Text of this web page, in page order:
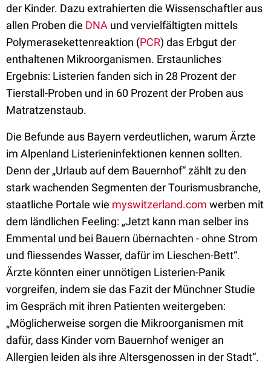
der Kinder. Dazu extrahierten die Wissenschaftler aus
allen Proben die DNA und vervielfältigten mittels
Polymerasekettenreaktion (PCR) das Erbgut der
enthaltenen Mikroorganismen. Erstaunliches
Ergebnis: Listerien fanden sich in 28 Prozent der
Tierstall-Proben und in 60 Prozent der Proben aus
Matratzenstaub.
Die Befunde aus Bayern verdeutlichen, warum Ärzte
im Alpenland Listerieninfektionen kennen sollten.
Denn der „Urlaub auf dem Bauernhof“ zählt zu den
stark wachenden Segmenten der Tourismusbranche,
staatliche Portale wie myswitzerland.com werben mit
dem ländlichen Feeling: „Jetzt kann man selber ins
Emmental und bei Bauern übernachten - ohne Strom
und fliessendes Wasser, dafür im Lieschen-Bett“.
Ärzte könnten einer unnötigen Listerien-Panik
vorgreifen, indem sie das Fazit der Münchner Studie
im Gespräch mit ihren Patienten weitergeben:
„Möglicherweise sorgen die Mikroorganismen mit
dafür, dass Kinder vom Bauernhof weniger an
Allergien leiden als ihre Altersgenossen in der Stadt“.